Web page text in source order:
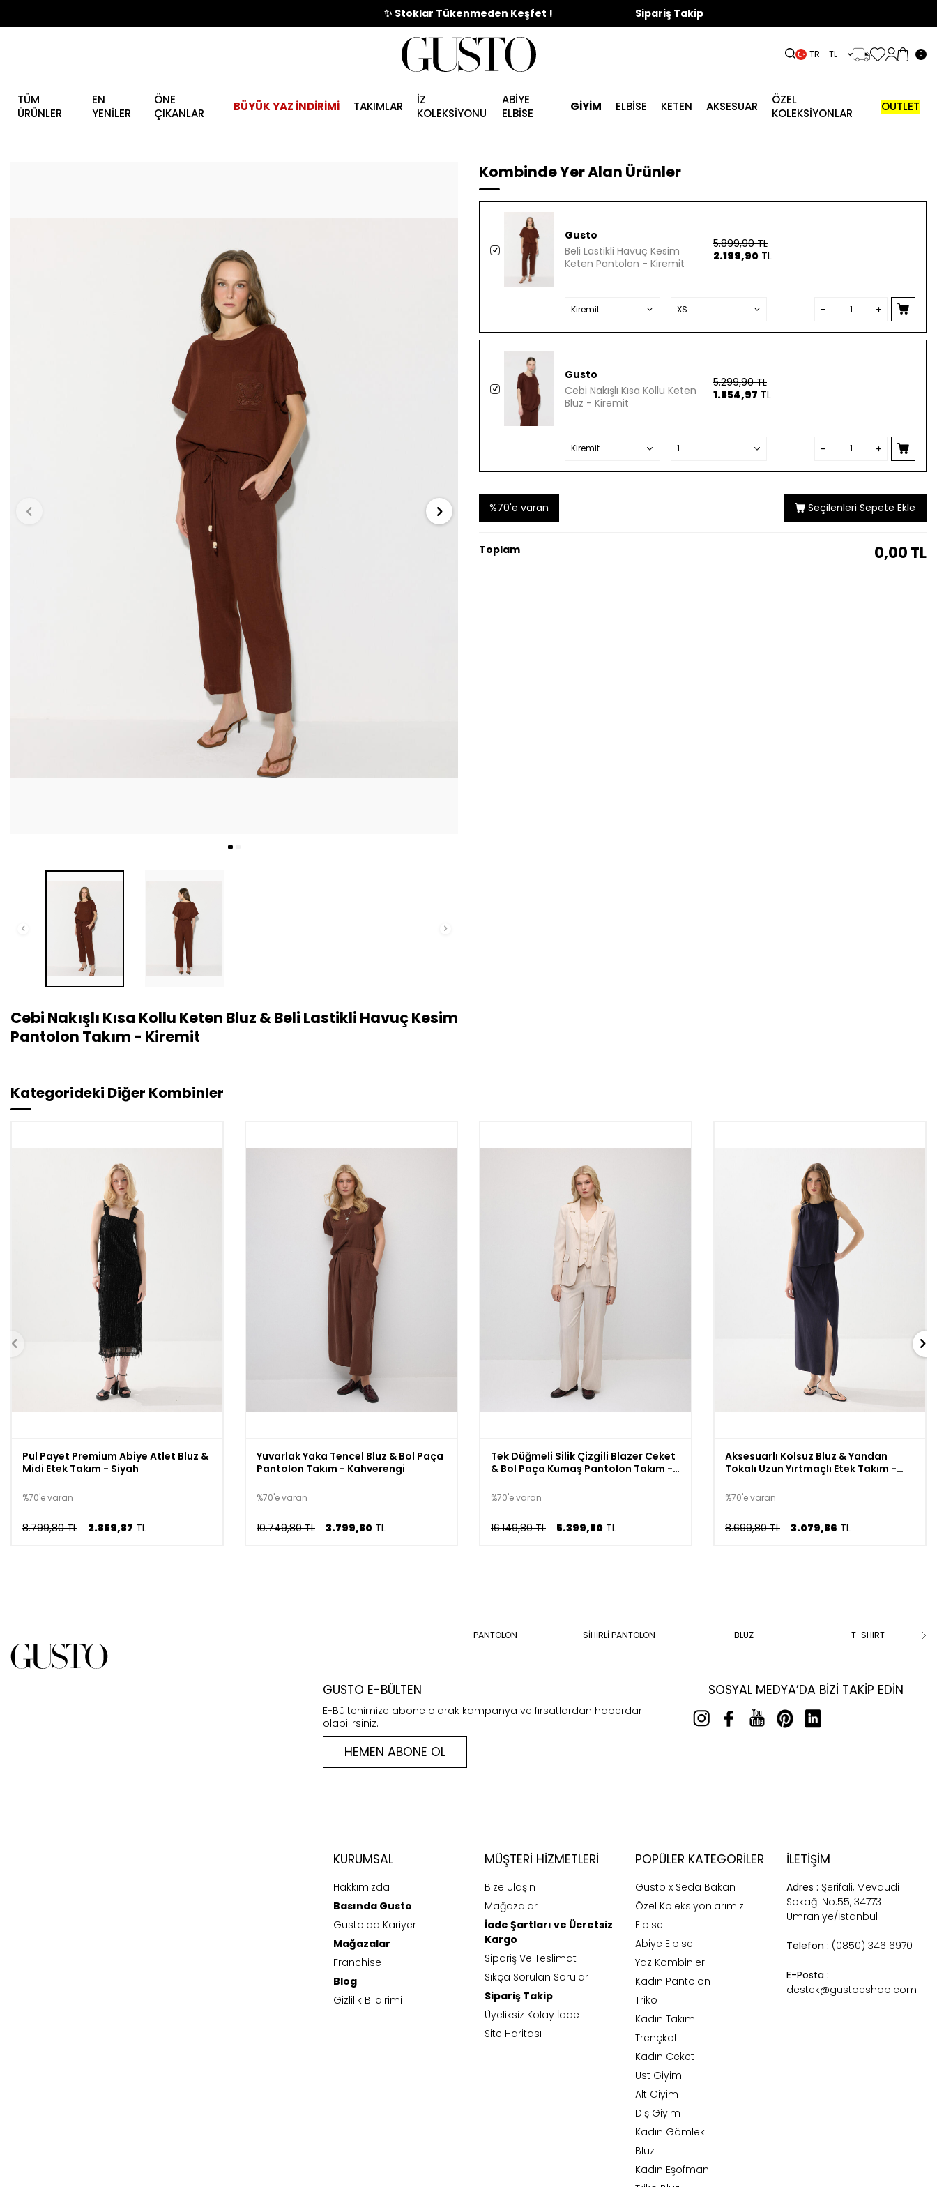
🎉%70'e Varan Büyük Yaz İndirim Başladı !
✨ Stoklar Tükenmeden Keşfet ! Sipariş Takip
TR − TL 0
TÜM
ÜRÜNLER
EN
YENİLER
ÖNE
ÇIKANLAR
BÜYÜK YAZ İNDİRİMİ TAKIMLAR
İZ
KOLEKSİYONU
ABİYE
ELBİSE
GİYİM ELBISE KETEN AKSESUAR
ÖZEL
KOLEKSİYONLAR
OUTLET
Cebi Nakışlı Kısa Kollu Keten Bluz & Beli Lastikli Havuç Kesim
Pantolon Takım - Kiremit
Kombinde Yer Alan Ürünler
Gusto
Beli Lastikli Havuç Kesim
Keten Pantolon - Kiremit
5.899,90TL
2.199,90TL
Gusto
Cebi Nakışlı Kısa Kollu Keten
Bluz - Kiremit
5.299,90TL
1.854,97 TL
%70'e varan Seçilenleri Sepete Ekle
Toplam 0,00 TL
Kategorideki Diğer Kombinler
Pul Payet Premium Abiye Atlet Bluz &
Midi Etek Takım - Siyah
%70'e varan
8.799,80 TL 2.859,87 TL
Yuvarlak Yaka Tencel Bluz & Bol Paça
Pantolon Takım - Kahverengi
%70'e varan
10.749,80 TL 3.799,80 TL
Tek Düğmeli Silik Çizgili Blazer Ceket
& Bol Paça Kumaş Pantolon Takım -
%70'e varan
16.149,80 TL 5.399,80 TL
Aksesuarlı Kolsuz Bluz & Yandan
Tokalı Uzun Yırtmaçlı Etek Takım -
%70'e varan
8.699,80 TL 3.079,86 TL
PANTOLON SİHİRLİ PANTOLON BLUZ T-SHIRT
GUSTO E-BÜLTEN
E-Bültenimize abone olarak kampanya ve fırsatlardan haberdar
olabilirsiniz.
HEMEN ABONE OL
SOSYAL MEDYA’DA BIZI TAKIP EDIN
KURUMSAL
Hakkımızda
Basında Gusto
Gusto'da Kariyer
Mağazalar
Franchise
Blog
Gizlilik Bildirimi
MÜŞTERI HIZMETLERI
Bize Ulaşın
Mağazalar
İade Şartları ve Ücretsiz
Kargo
Sipariş Ve Teslimat
Sıkça Sorulan Sorular
Sipariş Takip
Üyeliksiz Kolay İade
Site Haritası
POPÜLER KATEGORILER
Gusto x Seda Bakan
Özel Koleksiyonlarımız
Elbise
Abiye Elbise
Yaz Kombinleri
Kadın Pantolon
Triko
Kadın Takım
Trençkot
Kadın Ceket
Üst Giyim
Alt Giyim
Dış Giyim
Kadın Gömlek
Bluz
Kadın Eşofman
İLETİŞİM
Adres : Şerifali, Mevdudi
Sokaği No:55, 34773
Ümraniye/İstanbul
Telefon : (0850) 346 6970
E-Posta :
destek@gustoeshop.com